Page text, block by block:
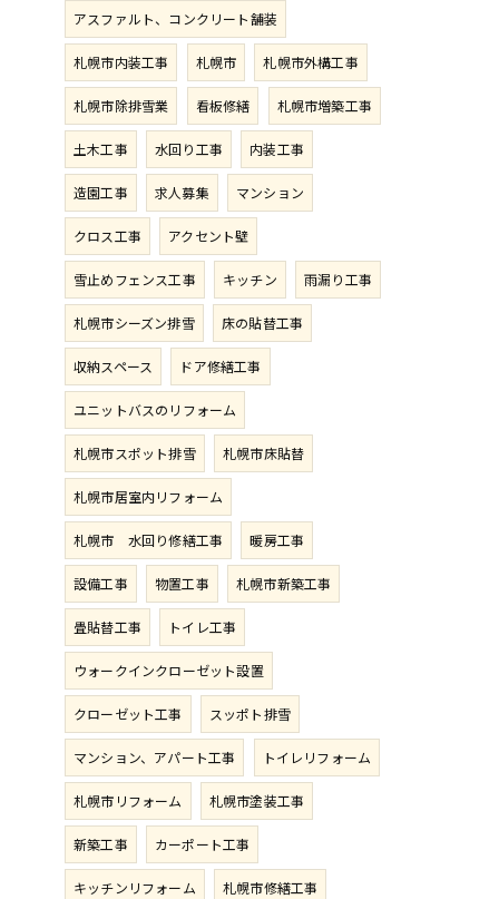
アスファルト、コンクリート舗装
札幌市内装工事 札幌市 札幌市外構工事
札幌市除排雪業 看板修繕 札幌市増築工事
土木工事 水回り工事 内装工事
造園工事 求人募集 マンション
クロス工事 アクセント壁
雪止めフェンス工事 キッチン 雨漏り工事
札幌市シーズン排雪 床の貼替工事
収納スペース ドア修繕工事
ユニットバスのリフォーム
札幌市スポット排雪 札幌市床貼替
札幌市居室内リフォーム
札幌市 水回り修繕工事 暖房工事
設備工事 物置工事 札幌市新築工事
畳貼替工事 トイレ工事
ウォークインクローゼット設置
クローゼット工事 スッポト排雪
マンション、アパート工事 トイレリフォーム
札幌市リフォーム 札幌市塗装工事
新築工事 カーポート工事
キッチンリフォーム 札幌市修繕工事